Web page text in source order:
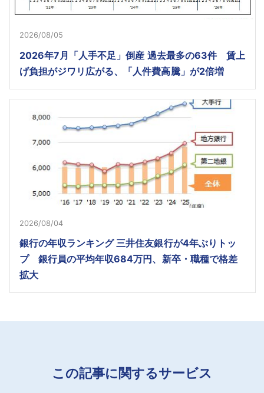
2026/08/05
2026年7月「人手不足」倒産 過去最多の63件 賃上
げ負担がジワリ広がる、「人件費高騰」が2倍増
2026/08/04
銀行の年収ランキング 三井住友銀行が4年ぶりトッ
プ 銀行員の平均年収684万円、新卒・職種で格差
拡大
この記事に関するサービス